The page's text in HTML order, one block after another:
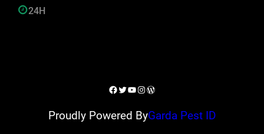
24H
Facebook
Twitter
YouTube
Instagram
WordPress
Proudly Powered ByGarda Pest ID